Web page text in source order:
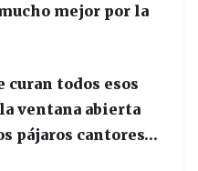
mejor por la
curan todos esos
ventana abierta
pájaros cantores…